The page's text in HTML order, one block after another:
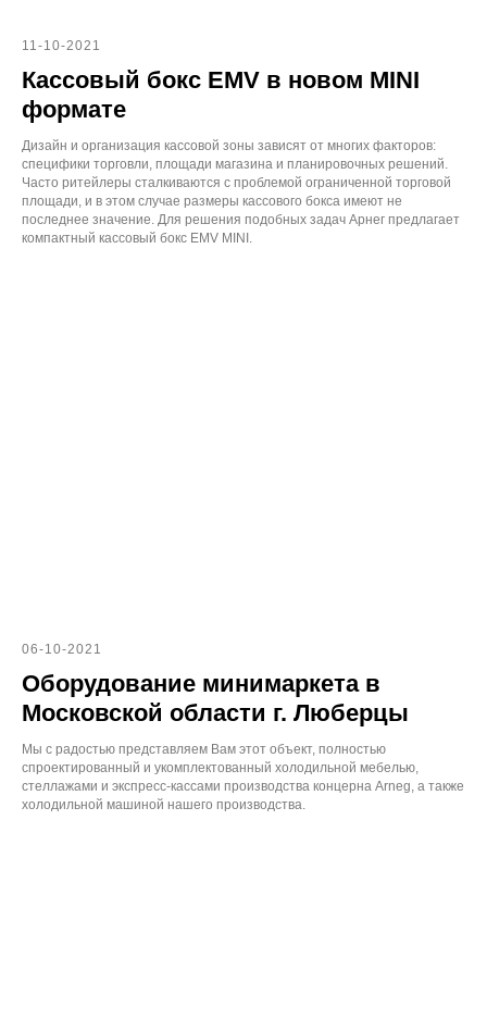
11-10-2021
Кассовый бокс EMV в новом MINI
формате
Дизайн и организация кассовой зоны зависят от многих факторов:
специфики торговли, площади магазина и планировочных решений.
Часто ритейлеры сталкиваются с проблемой ограниченной торговой
площади, и в этом случае размеры кассового бокса имеют не
последнее значение. Для решения подобных задач Арнег предлагает
компактный кассовый бокс EMV MINI.
06-10-2021
Оборудование минимаркета в
Московской области г. Люберцы
Мы с радостью представляем Вам этот объект, полностью
спроектированный и укомплектованный холодильной мебелью,
стеллажами и экспресс-кассами производства концерна Arneg, а также
холодильной машиной нашего производства.